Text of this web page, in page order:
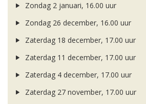
Zondag 2 januari, 16.00 uur
Zondag 26 december, 16.00 uur
Zaterdag 18 december, 17.00 uur
Zaterdag 11 december, 17.00 uur
Zaterdag 4 december, 17.00 uur
Zaterdag 27 november, 17.00 uur